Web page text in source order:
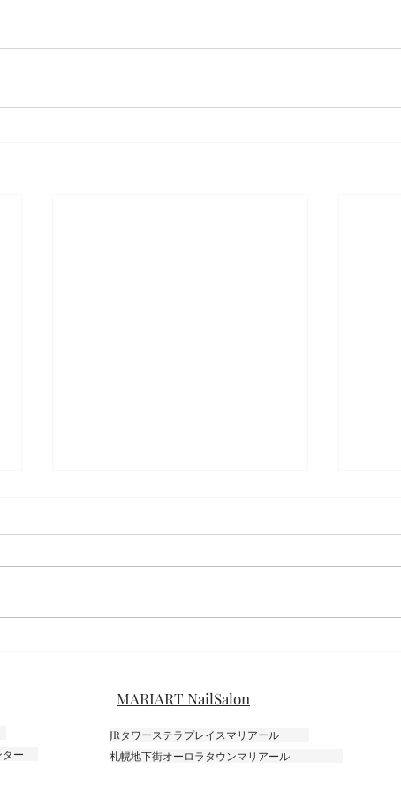
フラワー
ター
MARIART NailSalon
JRタワーステラプレイスマリアール
札幌地下街オーロラタウンマリアール